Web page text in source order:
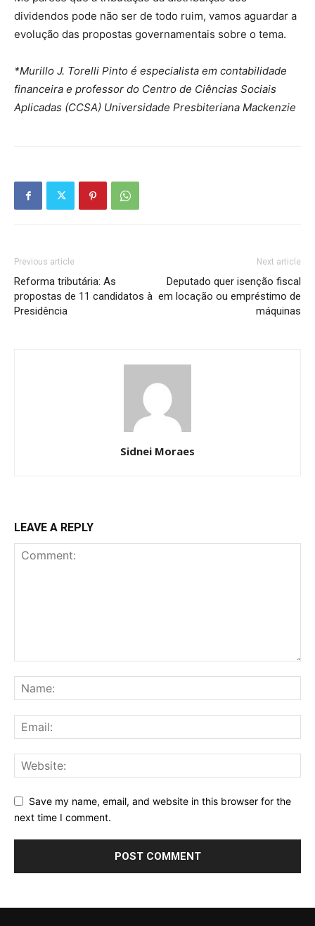
dividendos pode não ser de todo ruim, vamos aguardar a
evolução das propostas governamentais sobre o tema.
*Murillo J. Torelli Pinto é especialista em contabilidade
financeira e professor do Centro de Ciências Sociais
Aplicadas (CCSA) Universidade Presbiteriana Mackenzie
Previous article
Reforma tributária: As
propostas de 11 candidatos à
Presidência
Next article
Deputado quer isenção fiscal
em locação ou empréstimo de
máquinas
Sidnei Moraes
LEAVE A REPLY
Save my name, email, and website in this browser for the
next time I comment.